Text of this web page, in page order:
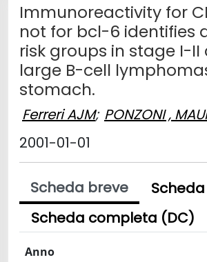
Immunoreactivity for
not for bcl-6 identifies
risk groups in stage I-II
large B-cell
stomach.
Ferreri AJM; PONZONI ,
2001-01-01
Scheda breve
Scheda completa (DC)
Anno